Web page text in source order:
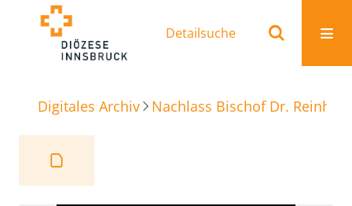
Detailsuche
Digitales Archiv Nachlass Bischof Dr.